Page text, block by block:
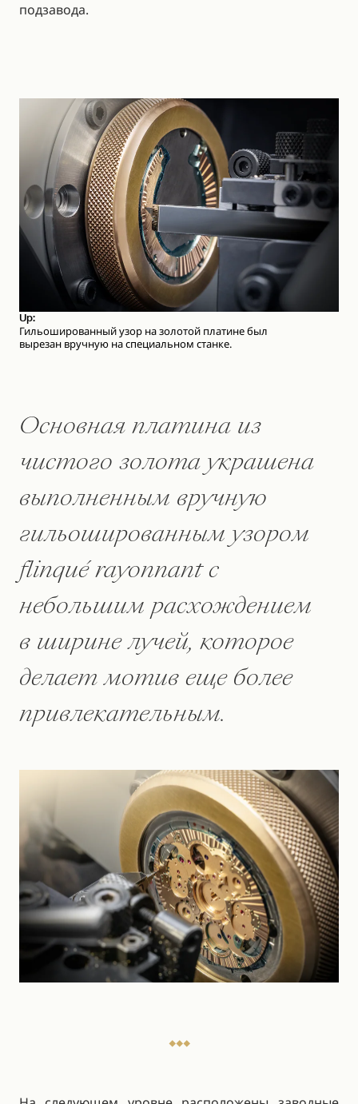
подзавода.
Up:
Гильошированный узор на золотой платине был
вырезан вручную на специальном станке.
Основная платина из
чистого золота украшена
выполненным вручную
гильошированным узором
flinqué rayonnant с
небольшим расхождением
в ширине лучей, которое
делает мотив еще более
привлекательным.